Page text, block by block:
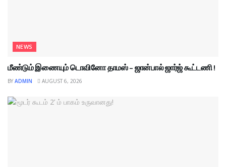
NEWS
மீண்டும் இணையும் டொவினோ தாமஸ் – ஜான்பால் ஜார்ஜ் கூட்டணி !
BY ADMIN AUGUST 6, 2026